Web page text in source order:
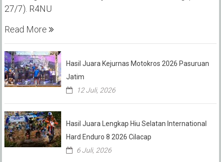
27/7). R4NU
Read More
Hasil Juara Kejurnas Motokros 2026 Pasuruan
Jatim
12 Juli, 2026
Hasil Juara Lengkap Hiu Selatan International
Hard Enduro 8 2026 Cilacap
6 Juli, 2026